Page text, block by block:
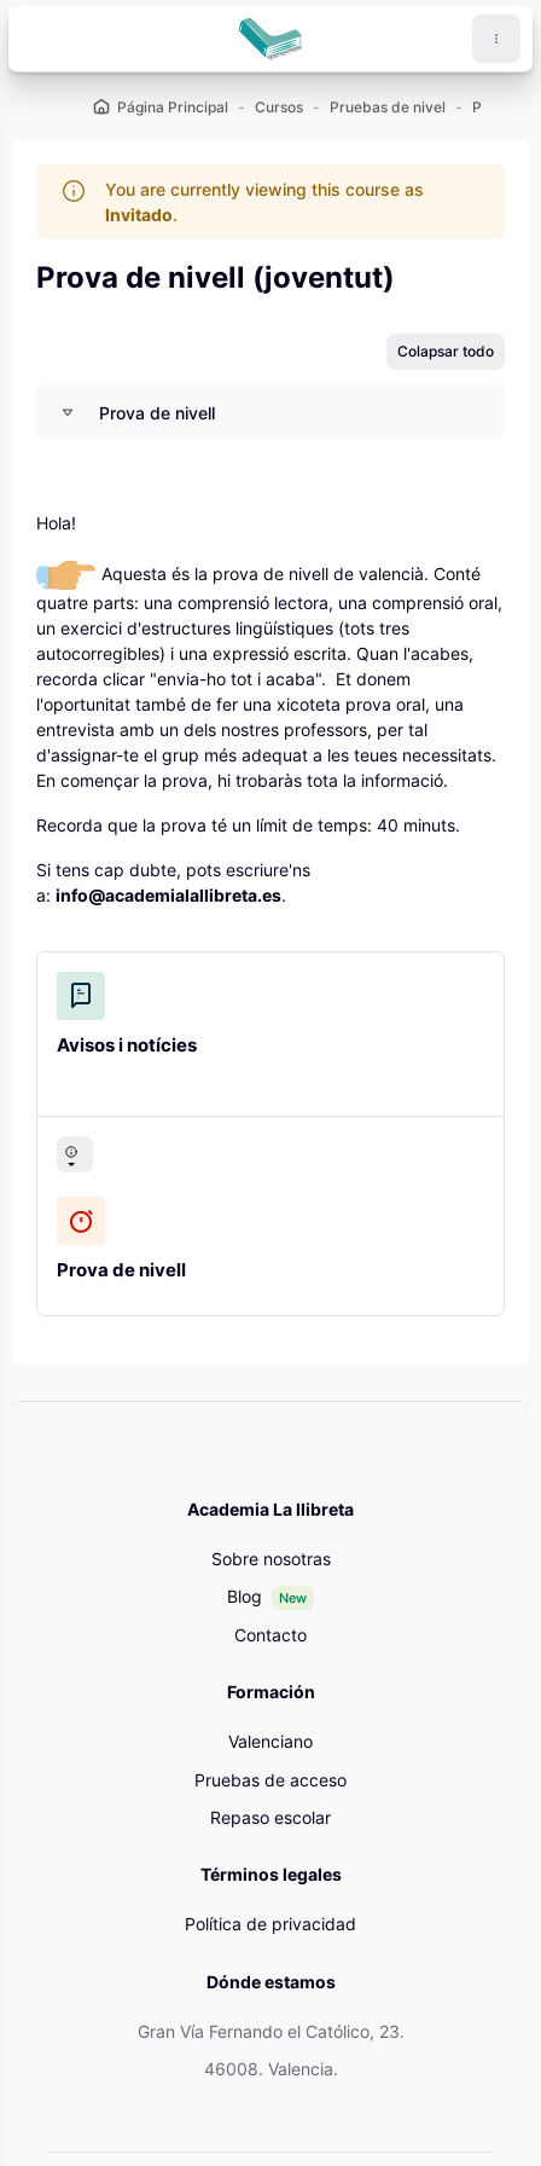
Página Principal Cursos Pruebas de nivel Prova
You are currently viewing this course as
Invitado.
Prova de nivell (joventut)
Colapsar todo
Prova de nivell
Hola!
Aquesta és la prova de nivell de valencià. Conté
quatre parts: una comprensió lectora, una comprensió oral,
un exercici d'estructures lingüístiques (tots tres
autocorregibles) i una expressió escrita. Quan l'acabes,
recorda clicar "envia-ho tot i acaba". Et donem
l'oportunitat també de fer una xicoteta prova oral, una
entrevista amb un dels nostres professors, per tal
d'assignar-te el grup més adequat a les teues necessitats.
En començar la prova, hi trobaràs tota la informació.
Recorda que la prova té un límit de temps: 40 minuts.
Si tens cap dubte, pots escriure'ns
a: info@academialallibreta.es.
Avisos i notícies
Prova de nivell
Academia La llibreta
Sobre nosotras
Blog
New
Contacto
Formación
Valenciano
Pruebas de acceso
Repaso escolar
Términos legales
Política de privacidad
Dónde estamos
Gran Vía Fernando el Católico, 23.
46008. Valencia.